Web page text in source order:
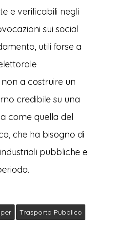
e verificabili negli
sui social
utili forse a
a costruire un
credibile su una
come quella del
che ha bisogno di
pubbliche e
Trasporto Pubblico